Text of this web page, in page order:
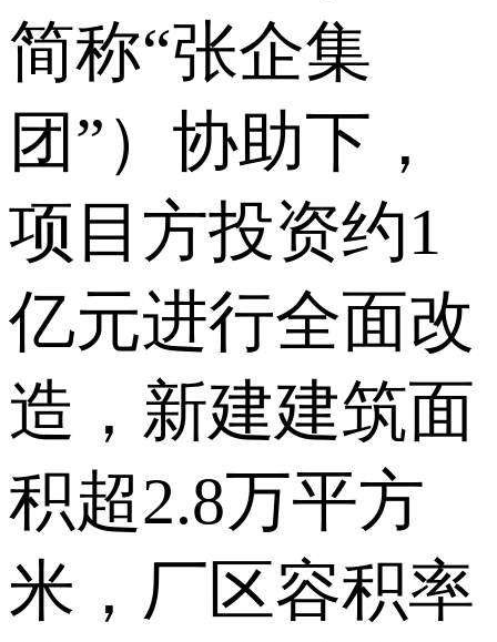
简称“张企集
团”）协助下，
项目方投资约1
亿元进行全面改
造，新建建筑面
积超2.8万平方
米，厂区容积率